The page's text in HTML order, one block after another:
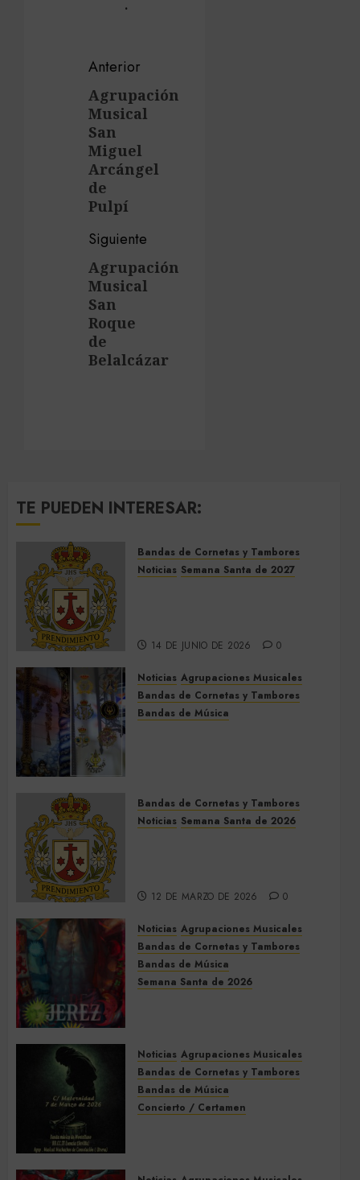
.
Navegación
de
entradas
Anterior
Entrada
anterior:
Agrupación
Musical
San
Miguel
Arcángel
de
Pulpí
Siguiente
Siguiente
entrada:
Agrupación
Musical
San
Roque
de
Belalcázar
TE PUEDEN INTERESAR:
Bandas de Cornetas y Tambores
Noticias Semana Santa de 2027
14 DE JUNIO DE 2026 0
Noticias Agrupaciones Musicales
Bandas de Cornetas y Tambores
Bandas de Música
9 DE MAYO DE 2026 0
Bandas de Cornetas y Tambores
Noticias Semana Santa de 2026
12 DE MARZO DE 2026 0
Noticias Agrupaciones Musicales
Bandas de Cornetas y Tambores
Bandas de Música
Semana Santa de 2026
5 DE MARZO DE 2026 0
Noticias Agrupaciones Musicales
Bandas de Cornetas y Tambores
Bandas de Música
Concierto / Certamen